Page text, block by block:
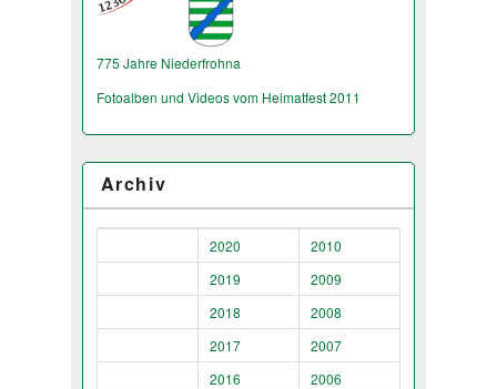
775 Jahre Niederfrohna
Fotoalben und Videos vom Heimatfest 2011
Archiv
2020
2010
2019
2009
2018
2008
2017
2007
2016
2006